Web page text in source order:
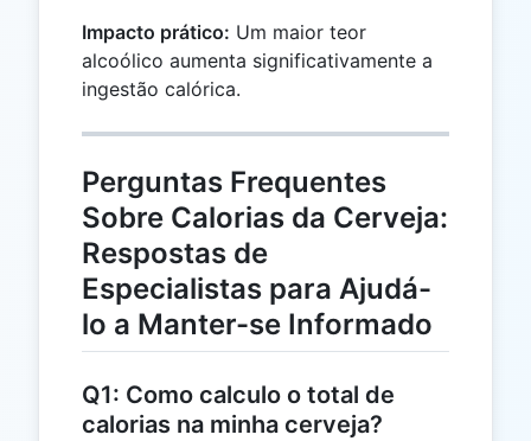
1.28
Impacto prático: Um maior teor
alcoólico aumenta significativamente a
ingestão calórica.
Perguntas Frequentes
Sobre Calorias da Cerveja:
Respostas de
Especialistas para Ajudá-
lo a Manter-se Informado
Q1: Como calculo o total de
calorias na minha cerveja?